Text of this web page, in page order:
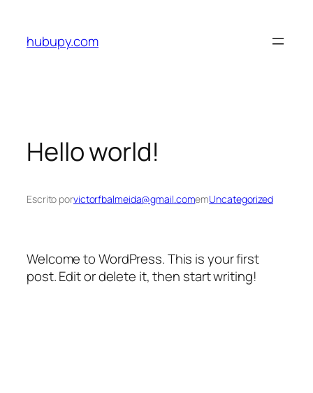
hubupy.com
Hello world!
Escrito porvictorfbalmeida@gmail.comemUncategorized
Welcome to WordPress. This is your first
post. Edit or delete it, then start writing!